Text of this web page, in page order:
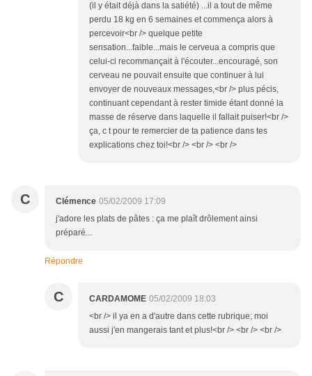
(il y était déjà dans la satiété) ...il a tout de même
perdu 18 kg en 6 semaines et commença alors à
percevoir<br /> quelque petite
sensation...faible...mais le cerveua a compris que
celui-ci recommançait à l'écouter...encouragé, son
cerveau ne pouvait ensuite que continuer à lui
envoyer de nouveaux messages,<br /> plus pécis,
continuant cependant à rester timide étant donné la
masse de réserve dans laquelle il fallait puiser!<br />
ça, c t pour te remercier de ta patience dans tes
explications chez toi!<br /> <br /> <br />
C Clémence 05/02/2009 17:09
j'adore les plats de pâtes : ça me plaît drôlement ainsi
préparé...
Répondre
C CARDAMOME 05/02/2009 18:03
<br /> il ya en a d'autre dans cette rubrique; moi
aussi j'en mangerais tant et plus!<br /> <br /> <br />